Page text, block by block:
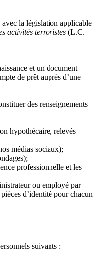
avec la législation applicable
activités terroristes (L.C.
et un document
de prêt auprès d’une
des renseignements
hypothécaire, relevés
médias sociaux);
professionnelle et les
ou employé par
d’identité pour chacun
suivants :